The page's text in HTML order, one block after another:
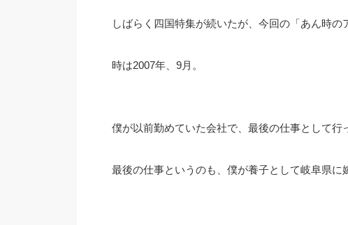
しばらく四国特集が続いたが、今回の「あん時の
時は2007年、9月。
僕が以前勤めていた会社で、最後の仕事として行
最後の仕事というのも、僕が養子として岐阜県に